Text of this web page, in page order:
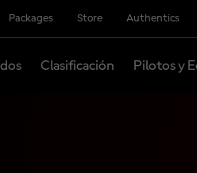
Packages Store Authentics
Clasificación Pilotos y